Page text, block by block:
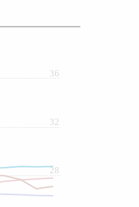
28
32
36